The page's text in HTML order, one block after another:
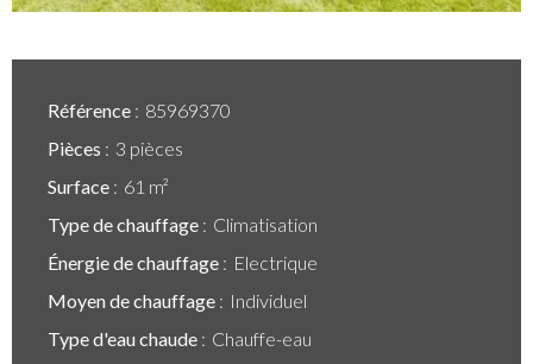
Référence
85969370
Pièces
3 pièces
Surface
61 m²
Type de chauffage
Climatisation
Énergie de chauffage
Electrique
Moyen de chauffage
Individuel
Type d'eau chaude
Chauffe-eau